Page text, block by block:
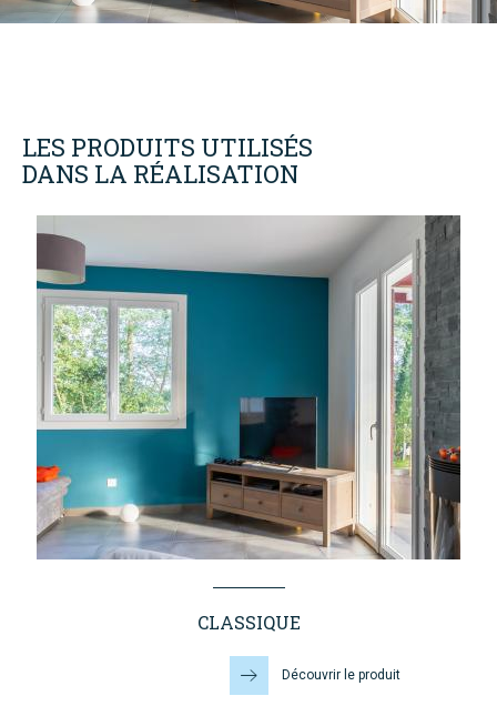
DECOUVREZ
MAUGIN
LES PRODUITS UTILISÉS
DANS LA RÉALISATION
CLASSIQUE
Découvrir le produit